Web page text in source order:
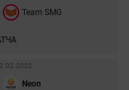
Team SMG
Neon